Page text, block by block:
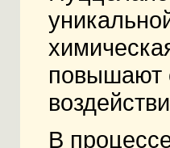
повышают
В